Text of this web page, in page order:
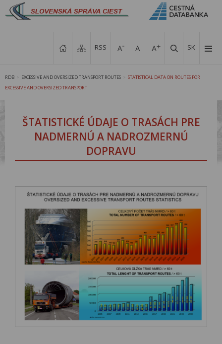
SK
RSS
RDB EXCESSIVE AND OVERSIZED TRANSPORT ROUTES
STATISTICAL DATA ON ROUTES FOR
EXCESSIVE AND OVERSIZED TRANSPORT
ŠTATISTICKÉ ÚDAJE O TRASÁCH PRE
NADMERNÚ A NADROZMERNÚ
DOPRAVU